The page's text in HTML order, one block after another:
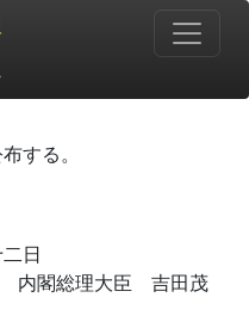
する。
日
内閣総理大臣 吉田茂